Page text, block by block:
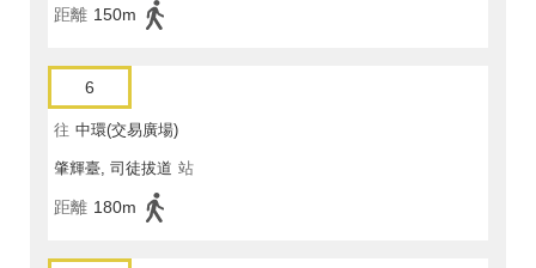
距離 150m
6
往 中環(交易廣場)
肇輝臺, 司徒拔道 站
距離 180m